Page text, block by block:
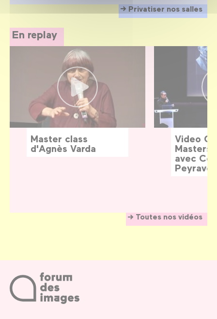
Privatiser nos salles
En replay
Toutes nos vidéos
Master class
d'Agnès Varda
Video
avec